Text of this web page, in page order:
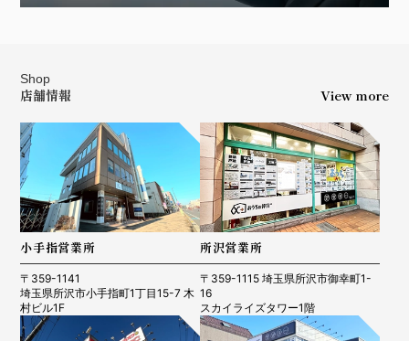
Shop
店舗情報 View more
小手指営業所
〒359-1141
埼玉県所沢市小手指町1丁目15-7 木
村ビル1F
所沢営業所
〒359-1115 埼玉県所沢市御幸町1-
16
スカイライズタワー1階